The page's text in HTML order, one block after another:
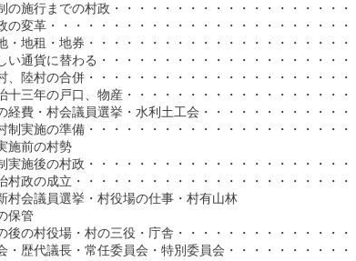
施行までの村政・・・・・・・・・・・・・・・・・・・
の変革・・・・・・・・・・・・・・・・・・・・・・・・
・地租・地券・・・・・・・・・・・・・・・・・・・・
い通貨に替わる・・・・・・・・・・・・・・・・・・・・
、陸村の合併・・・・・・・・・・・・・・・・・・・・・
十三年の戸口、物産・・・・・・・・・・・・・・・・・
経費・村会議員選挙・水利土工会・・・・・・・・・・・
制実施の準備・・・・・・・・・・・・・・・・・・・・
の村勢
施後の村政・・・・・・・・・・・・・・・・・・・・・
村政の成立・・・・・・・・・・・・・・・・・・・・・
議員選挙・村役場の仕事・村有山林
管
後の村役場・村の三役・庁舎・・・・・・・・・・・・・
・歴代議長・常任委員会・特別委員会・・・・・・・・・